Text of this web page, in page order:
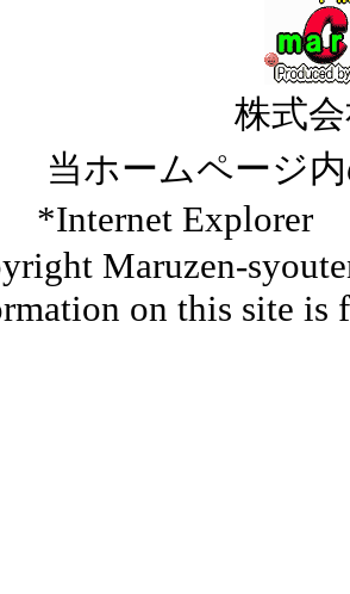
株式
当ホームページ
*Internet Explorer
Maruzen-
on this site is